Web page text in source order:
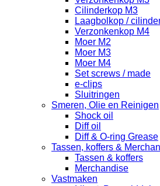
Cilinderkop M3
Laagbolkop /
Verzonkenkop M4
Moer M2
Moer M3
Moer M4
Set screws / made
e-clips
Sluitringen
Smeren, Olie en Reinigen
Shock oil
Diff oil
Diff & O-ring Grease
Tassen, koffers &
Tassen & koffers
Merchandise
Vastmaken